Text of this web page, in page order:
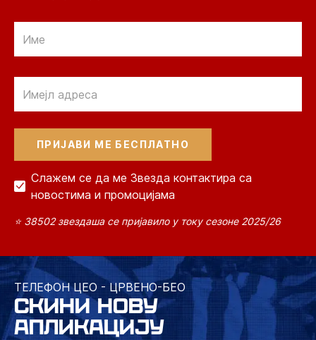
Слажем се да ме Звезда контактира са
новостима и промоцијама
⭐ 38502 звездаша се пријавило у току сезоне 2025/26
ТЕЛЕФОН ЦЕО - ЦРВЕНО-БЕО
СКИНИ НОВУ
АПЛИКАЦИЈУ